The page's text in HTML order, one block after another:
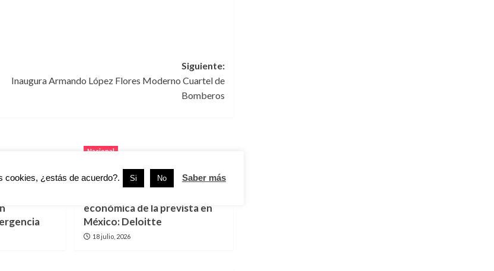
Siguiente:
Inaugura Armando López Flores Moderno Cuartel de
Bomberos
7.3 sacude
Nacional
Mundial 2026 dejó menos
económica de la prevista en
México: Deloitte
18 julio, 2026
cookies, ¿estás de acuerdo?. Si No Saber más